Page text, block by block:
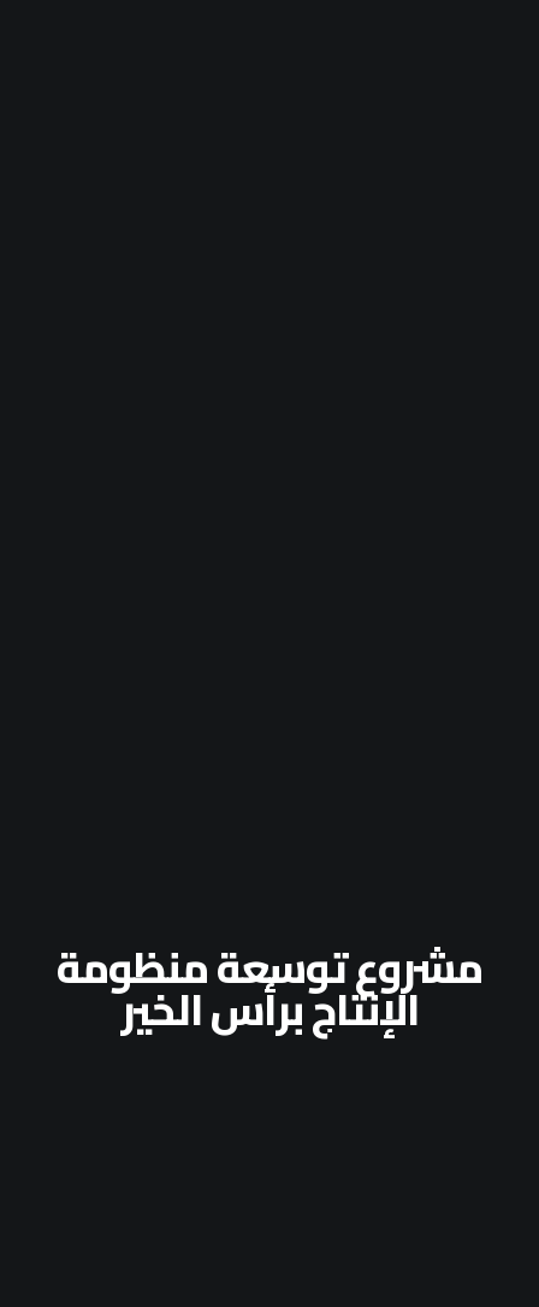
مشروع توسعة منظومة
الإنتاج برأس الخير